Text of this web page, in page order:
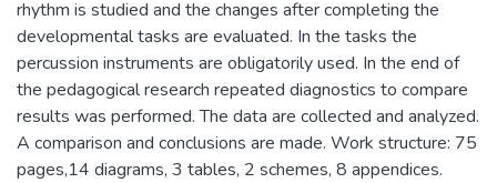
rhythm is studied and the changes after completing the
developmental tasks are evaluated. In the tasks the
percussion instruments are obligatorily used. In the end of
the pedagogical research repeated diagnostics to compare
results was performed. The data are collected and analyzed.
A comparison and conclusions are made. Work structure: 75
pages,14 diagrams, 3 tables, 2 schemes, 8 appendices.